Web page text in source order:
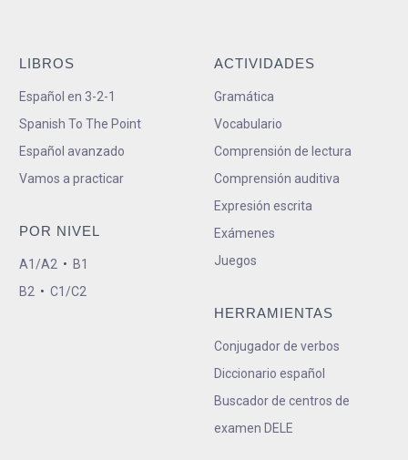
LIBROS
Español en 3-2-1
Spanish To The Point
Español avanzado
Vamos a practicar
POR NIVEL
A1/A2 • B1
B2 • C1/C2
ACTIVIDADES
Gramática
Vocabulario
Comprensión de lectura
Comprensión auditiva
Expresión escrita
Exámenes
Juegos
HERRAMIENTAS
Conjugador de verbos
Diccionario español
Buscador de centros de
examen DELE